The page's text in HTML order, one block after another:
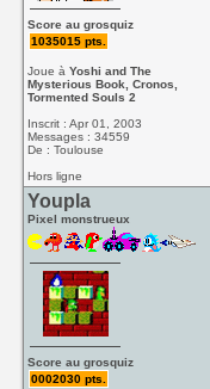
Score au grosquiz
1035015 pts.
Joue àYoshi and The
Mysterious Book, Cronos,
Tormented Souls 2
Inscrit : Apr 01, 2003
Messages : 34559
De : Toulouse
Hors ligne
Youpla
Pixel monstrueux
Score au grosquiz
0002030 pts.